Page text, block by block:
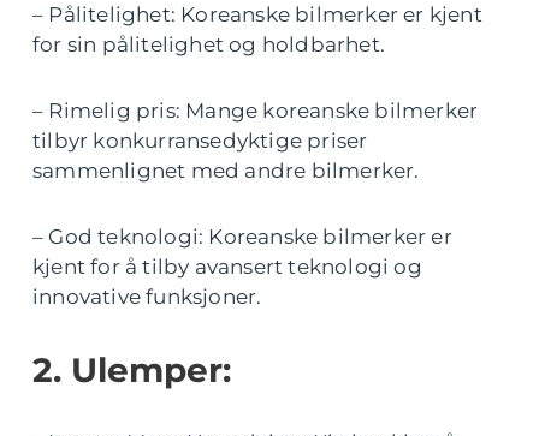
– Pålitelighet: Koreanske bilmerker er kjent
for sin pålitelighet og holdbarhet.
– Rimelig pris: Mange koreanske bilmerker
tilbyr konkurransedyktige priser
sammenlignet med andre bilmerker.
– God teknologi: Koreanske bilmerker er
kjent for å tilby avansert teknologi og
innovative funksjoner.
2. Ulemper: